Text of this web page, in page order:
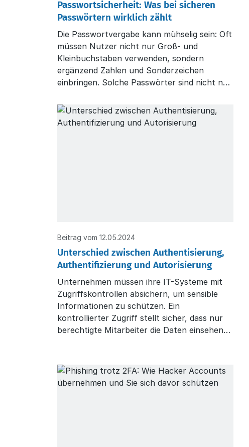
Passwortsicherheit: Was bei sicheren
Passwörtern wirklich zählt
Die Passwortvergabe kann mühselig sein: Oft
müssen Nutzer nicht nur Groß- und
Kleinbuchstaben verwenden, sondern
ergänzend Zahlen und Sonderzeichen
einbringen. Solche Passwörter sind nicht nur
ihrer oft vorhersehbaren Struktur keine
ausreichende Entropie und sind damit längst
Beitrag vom 12.05.2024
Unterschied zwischen Authentisierung,
Authentifizierung und Autorisierung
Unternehmen müssen ihre IT-Systeme mit
Zugriffskontrollen absichern, um sensible
Informationen zu schützen. Ein
kontrollierter Zugriff stellt sicher, dass nur
berechtigte Mitarbeiter die Daten einsehen